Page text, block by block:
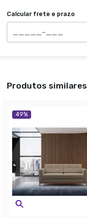
Calcular frete e prazo
Produtos similares
49%